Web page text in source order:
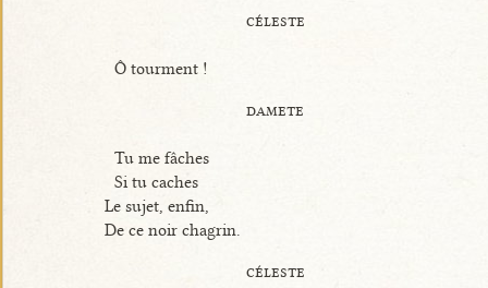
céleste
Ô tourment !
damete
Tu me fâches
Si tu caches
Le sujet, enfin,
De ce noir chagrin.
céleste